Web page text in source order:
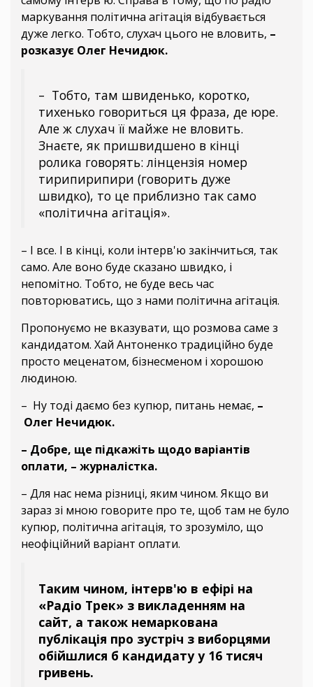
маркування політична агітація відбувається
дуже легко. Тобто, слухач цього не вловить, –
розказує Олег Нечидюк.
– Тобто, там швиденько, коротко,
тихенько говориться ця фраза, де юре.
Але ж слухач її майже не вловить.
Знаєте, як пришвидшено в кінці
ролика говорять: лінцензія номер
тирипирипири (говорить дуже
швидко), то це приблизно так само
«політична агітація».
– І все. І в кінці, коли інтерв'ю закінчиться, так
само. Але воно буде сказано швидко, і
непомітно. Тобто, не буде весь час
повторюватись, що з нами політична агітація.
Пропонуємо не вказувати, що розмова саме з
кандидатом. Хай Антоненко традиційно буде
просто меценатом, бізнесменом і хорошою
людиною.
– Ну тоді даємо без купюр, питань немає, –
Олег Нечидюк.
– Добре, ще підкажіть щодо варіантів
оплати, – журналістка.
– Для нас нема різниці, яким чином. Якщо ви
зараз зі мною говорите про те, щоб там не було
купюр, політична агітація, то зрозуміло, що
неофіційний варіант оплати.
Таким чином, інтерв'ю в ефірі на
«Радіо Трек» з викладенням на
сайт, а також немаркована
публікація про зустріч з виборцями
обійшлися б кандидату у 16 тисяч
гривень.